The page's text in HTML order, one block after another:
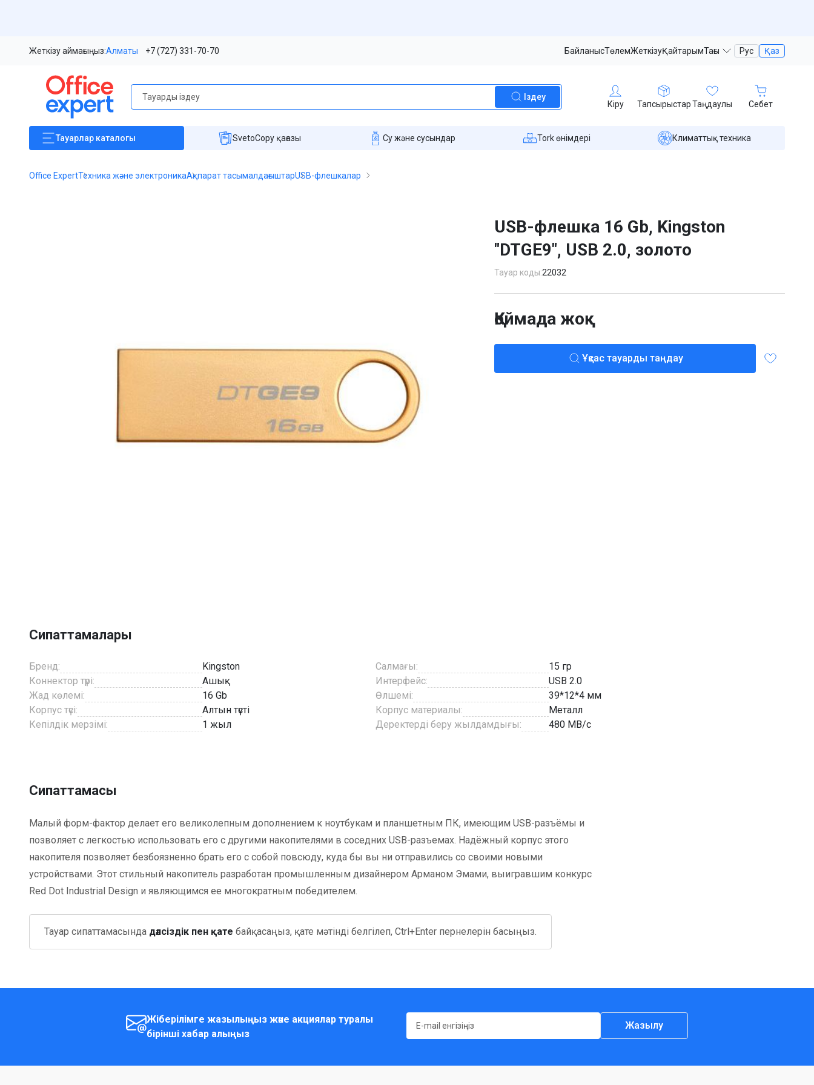
Жеткізу аймағыңыз:Алматы +7 (727) 331-70-70 БайланысТөлемЖеткізуҚайтарымТағы Рус Қаз
Іздеу
Кіру ТапсырыстарТаңдаулы Себет
Тауарлар каталогы SvetoCopy қағазы Су және сусындар Tork өнімдері Климаттық техника
Office ExpertТехника және электроникаАқпарат тасымалдағыштарUSB-флешкалар
2
USB-флешка 16 Gb, Kingston
"DTGE9", USB 2.0, золото
Тауар коды:22032
Қоймада жоқ
Ұқсас тауарды таңдау
Сипаттамалары
Бренд:
Kingston
Коннектор түрі:
Ашық
Жад көлемі:
16 Gb
Корпус түсі:
Алтын түсті
Кепілдік мерзімі:
1 жыл
Салмағы:
15 гр
Интерфейс:
USB 2.0
Өлшемі:
39*12*4 мм
Корпус материалы:
Металл
Деректерді беру жылдамдығы:
480 MB/с
Сипаттамасы
Малый форм-фактор делает его великолепным дополнением к ноутбукам и планшетным ПК, имеющим USB-разъёмы и
позволяет с легкостью использовать его с другими накопителями в соседних USB-разъемах. Надёжный корпус этого
накопителя позволяет безбоязненно брать его с собой повсюду, куда бы вы ни отправились со своими новыми
устройствами. Этот стильный накопитель разработан промышленным дизайнером Арманом Эмами, выигравшим конкурс
Red Dot Industrial Design и являющимся ее многократным победителем.
Тауар сипаттамасында дәлсіздік пен қате байқасаңыз, қате мәтінді белгілеп, Ctrl+Enter пернелерін басыңыз.
Жіберілімге жазылыңыз және акциялар туралы
бірінші хабар алыңыз
Жазылу